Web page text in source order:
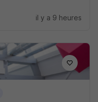
il y a 9 heures